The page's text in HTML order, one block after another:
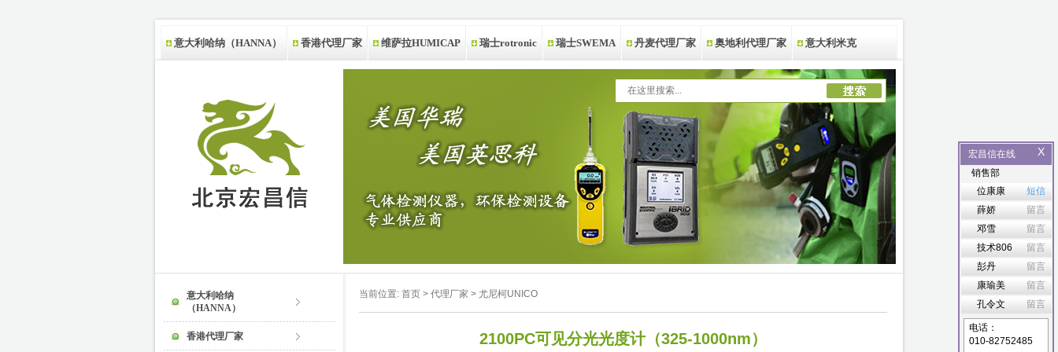
意大利哈纳（HANNA） 香港代理厂家 维萨拉HUMICAP 瑞士rotronic 瑞士SWEMA 丹麦代理厂家 奥地利代理厂家 意大利米克
意大利哈纳
（HANNA）
香港代理厂家
当前位置: 首页 > 代理厂家 > 尤尼柯UNICO
2100PC可见分光光度计（325-1000nm）
X
宏昌信在线
销售部
短信
位康康
留言
薛娇
留言
邓雪
留言
技术806
留言
彭丹
留言
康瑜美
留言
孔令文
电话：
010-82752485